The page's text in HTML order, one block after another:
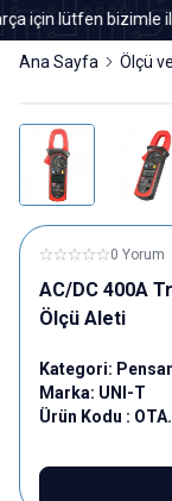
için lütfen bizimle
Ana Sayfa Ölçü
0 Yorum
AC/DC 400A
Ölçü Aleti
Kategori:
Marka: UNI-T
Ürün Kodu :